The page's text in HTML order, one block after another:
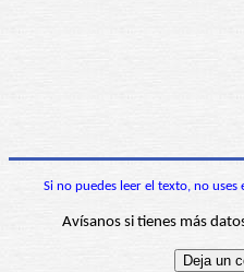
Si no puedes leer el texto, no
Avísanos si tienes más